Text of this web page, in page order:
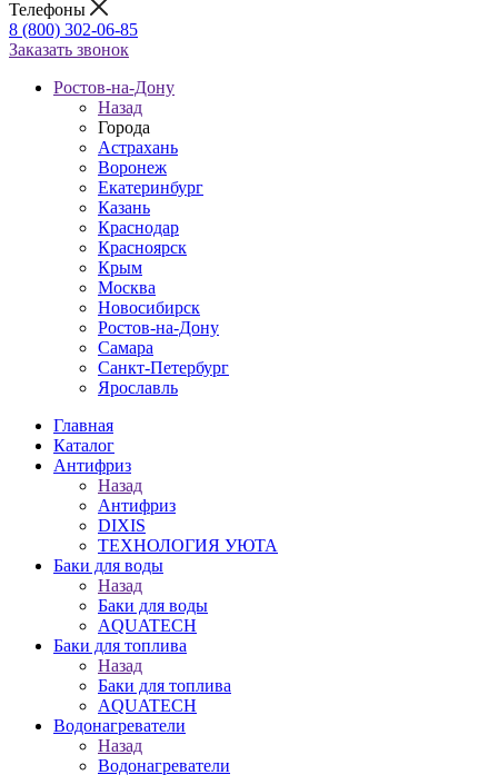
Телефоны
8 (800) 302-06-85
Заказать звонок
Ростов-на-Дону
Назад
Города
Астрахань
Воронеж
Екатеринбург
Казань
Краснодар
Красноярск
Крым
Москва
Новосибирск
Ростов-на-Дону
Самара
Санкт-Петербург
Ярославль
Главная
Каталог
Антифриз
Назад
Антифриз
DIXIS
ТЕХНОЛОГИЯ УЮТА
Баки для воды
Назад
Баки для воды
AQUATECH
Баки для топлива
Назад
Баки для топлива
AQUATECH
Водонагреватели
Назад
Водонагреватели